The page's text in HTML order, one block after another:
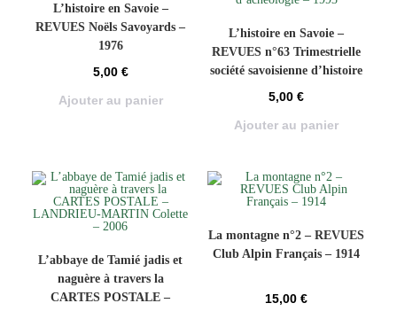
L’histoire en Savoie –
REVUES Noëls Savoyards –
1976
5,00 €
Ajouter au panier
L’histoire en Savoie –
REVUES n°63 Trimestrielle
société savoisienne d’histoire
5,00€
Ajouter au panier
L’abbaye de Tamié jadis et
naguère à travers la
CARTES POSTALE –
La montagne n°2 – REVUES
Club Alpin Français – 1914
15,00€